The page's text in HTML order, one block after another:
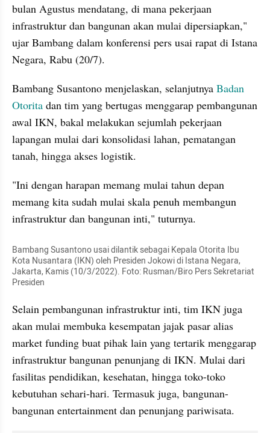
bulan Agustus mendatang, di mana pekerjaan
infrastruktur dan bangunan akan mulai dipersiapkan,"
ujar Bambang dalam konferensi pers usai rapat di Istana
Negara, Rabu (20/7).
Bambang Susantono menjelaskan, selanjutnya Badan
Otorita dan tim yang bertugas menggarap pembangunan
awal IKN, bakal melakukan sejumlah pekerjaan
lapangan mulai dari konsolidasi lahan, pematangan
tanah, hingga akses logistik.
"Ini dengan harapan memang mulai tahun depan
memang kita sudah mulai skala penuh membangun
infrastruktur dan bangunan inti," tuturnya.
Bambang Susantono usai dilantik sebagai Kepala Otorita Ibu
Kota Nusantara (IKN) oleh Presiden Jokowi di Istana Negara,
Jakarta, Kamis (10/3/2022). Foto: Rusman/Biro Pers Sekretariat
Presiden
Selain pembangunan infrastruktur inti, tim IKN juga
akan mulai membuka kesempatan jajak pasar alias
market funding buat pihak lain yang tertarik menggarap
infrastruktur bangunan penunjang di IKN. Mulai dari
fasilitas pendidikan, kesehatan, hingga toko-toko
kebutuhan sehari-hari. Termasuk juga, bangunan-
bangunan entertainment dan penunjang pariwisata.